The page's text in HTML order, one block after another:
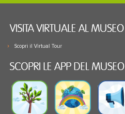
VISITA VIRTUALE AL MUSEO
Scopri il Virtual Tour
SCOPRI LE APP DEL MUSEO